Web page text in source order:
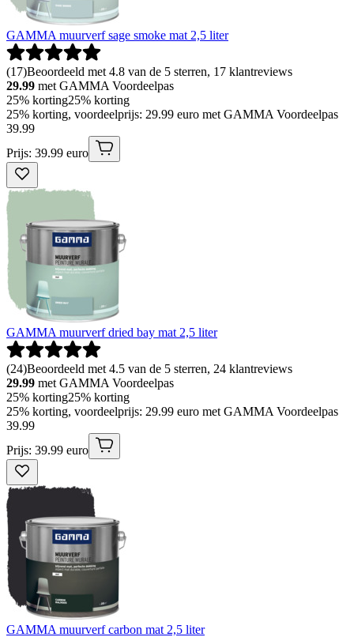
GAMMA muurverf sage smoke mat 2,5 liter
(17)Beoordeeld met 4.8 van de 5 sterren, 17 klantreviews
29.99 met GAMMA Voordeelpas
25% korting25% korting
25% korting, voordeelprijs: 29.99 euro met GAMMA Voordeelpas
39.99
Prijs: 39.99 euro
GAMMA muurverf dried bay mat 2,5 liter
(24)Beoordeeld met 4.5 van de 5 sterren, 24 klantreviews
29.99 met GAMMA Voordeelpas
25% korting25% korting
25% korting, voordeelprijs: 29.99 euro met GAMMA Voordeelpas
39.99
Prijs: 39.99 euro
GAMMA muurverf carbon mat 2,5 liter